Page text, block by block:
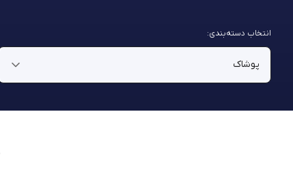
انتخاب دسته‌بندی: